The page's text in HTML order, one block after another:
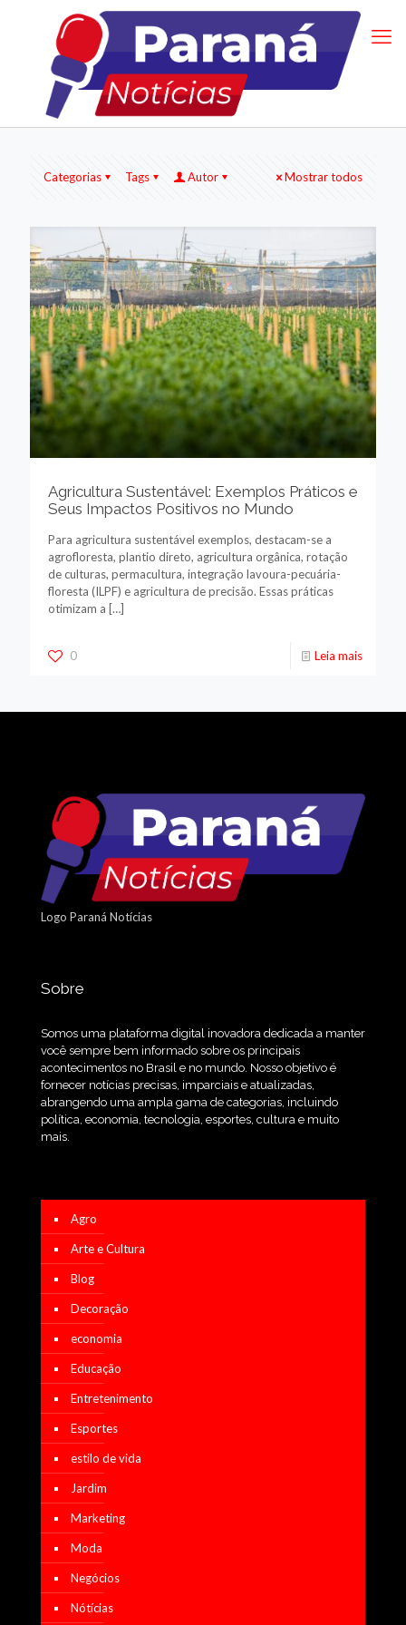
Categorias Tags Autor Mostrar todos
Agricultura Sustentável: Exemplos Práticos e
Seus Impactos Positivos no Mundo
Para agricultura sustentável exemplos, destacam-se a
agrofloresta, plantio direto, agricultura orgânica, rotação
de culturas, permacultura, integração lavoura-pecuária-
floresta (ILPF) e agricultura de precisão. Essas práticas
otimizam a […]
0 Leia mais
Logo Paraná Notícias
Sobre
Somos uma plataforma digital inovadora dedicada a manter
você sempre bem informado sobre os principais
acontecimentos no Brasil e no mundo. Nosso objetivo é
fornecer notícias precisas, imparciais e atualizadas,
abrangendo uma ampla gama de categorias, incluindo
política, economia, tecnologia, esportes, cultura e muito
mais.
Agro
Arte e Cultura
Blog
Decoração
economia
Educação
Entretenimento
Esportes
estilo de vida
Jardim
Marketing
Moda
Negócios
Nótícias